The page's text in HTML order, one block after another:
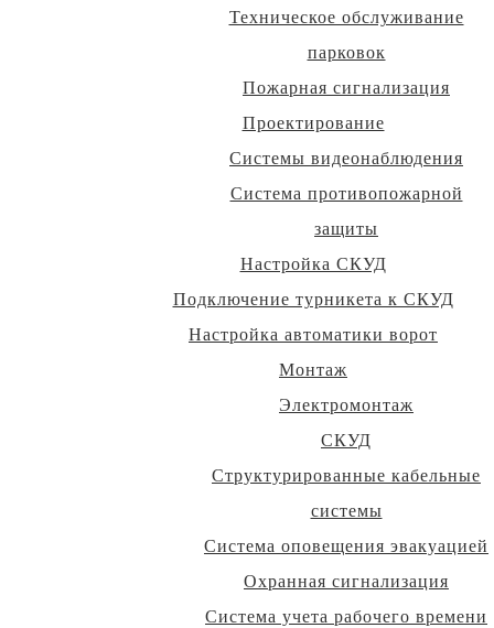
Техническое обслуживание
парковок
Пожарная сигнализация
Проектирование
Системы видеонаблюдения
Система противопожарной
защиты
Настройка СКУД
Подключение турникета к СКУД
Настройка автоматики ворот
Монтаж
Электромонтаж
СКУД
Структурированные кабельные
системы
Система оповещения эвакуацией
Охранная сигнализация
Система учета рабочего времени